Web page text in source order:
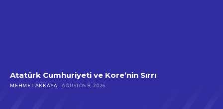
Atatürk Cumhuriyeti ve Kore’nin Sırrı
MEHMET AKKAYA AĞUSTOS 8, 2026